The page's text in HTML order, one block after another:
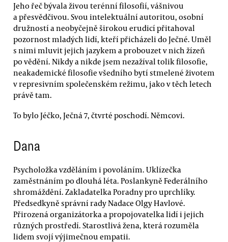
Jeho řeč bývala živou terénní filosofií, vášnivou
a přesvědčivou. Svou intelektuální autoritou, osobní
družností a neobyčejně širokou erudicí přitahoval
pozornost mladých lidí, kteří přicházeli do Ječné. Uměl
s nimi mluvit jejich jazykem a probouzet v nich žízeň
po vědění. Nikdy a nikde jsem nezažíval tolik filosofie,
neakademické filosofie všedního bytí stmelené životem
v represivním společenském režimu, jako v těch letech
právě tam.
To bylo Jéčko, Ječná 7, čtvrté poschodí. Němcovi.
Dana
Psycholožka vzděláním i povoláním. Uklízečka
zaměstnáním po dlouhá léta. Poslankyně Federálního
shromáždění. Zakladatelka Poradny pro uprchlíky.
Předsedkyně správní rady Nadace Olgy Havlové.
Přirozená organizátorka a propojovatelka lidí i jejich
různých prostředí. Starostlivá žena, která rozuměla
lidem svojí výjimečnou empatii.